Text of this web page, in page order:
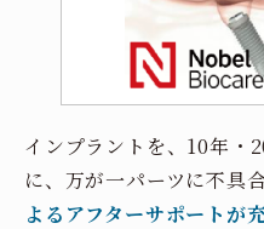
インプラントを、10年
に、万が一パーツに不具
よるアフターサポートが